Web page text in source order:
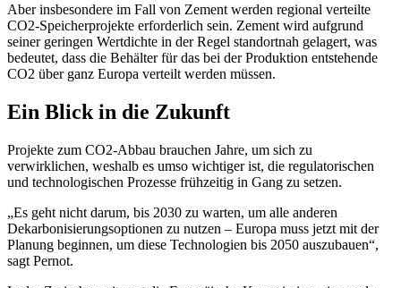
Aber insbesondere im Fall von Zement werden regional verteilte
CO2-Speicherprojekte erforderlich sein. Zement wird aufgrund
seiner geringen Wertdichte in der Regel standortnah gelagert, was
bedeutet, dass die Behälter für das bei der Produktion entstehende
CO2 über ganz Europa verteilt werden müssen.
Ein Blick in die Zukunft
Projekte zum CO2-Abbau brauchen Jahre, um sich zu
verwirklichen, weshalb es umso wichtiger ist, die regulatorischen
und technologischen Prozesse frühzeitig in Gang zu setzen.
„Es geht nicht darum, bis 2030 zu warten, um alle anderen
Dekarbonisierungsoptionen zu nutzen – Europa muss jetzt mit der
Planung beginnen, um diese Technologien bis 2050 auszubauen“,
sagt Pernot.